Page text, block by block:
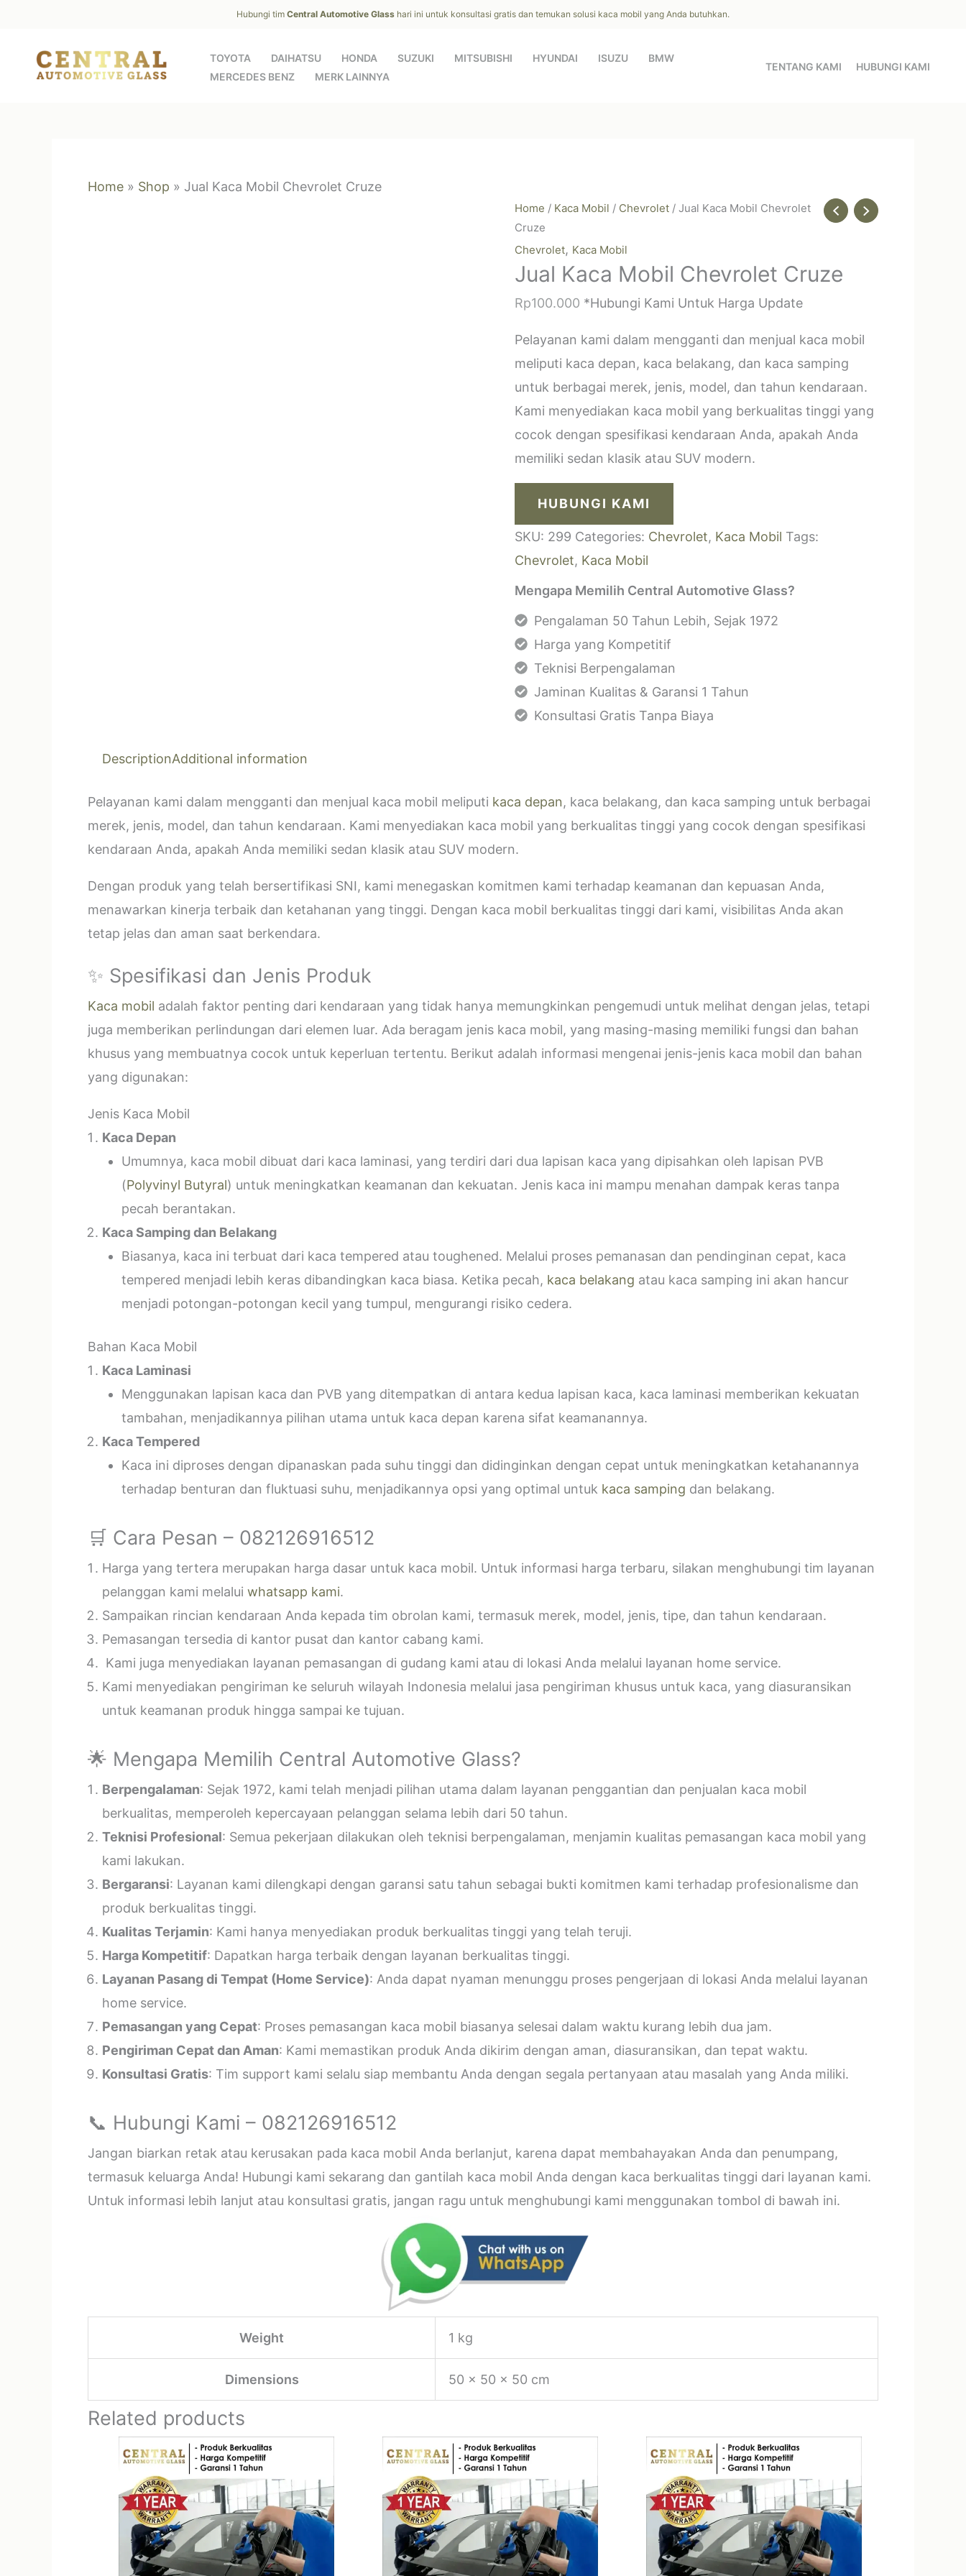
content
Hubungi tim Central Automotive Glass hari ini untuk konsultasi gratis dan temukan solusi kaca mobil yang Anda butuhkan.
TOYOTA DAIHATSU HONDA SUZUKI MITSUBISHI HYUNDAI ISUZU
BMW
MERCEDES BENZ
MERK LAINNYA
TENTANG KAMI HUBUNGI KAMI
Home » Shop » Jual Kaca Mobil Chevrolet Cruze
Home / Kaca Mobil / Chevrolet / Jual Kaca Mobil Chevrolet
Cruze
Chevrolet, Kaca Mobil
Jual Kaca Mobil Chevrolet Cruze
Rp100.000 *Hubungi Kami Untuk Harga Update
Pelayanan kami dalam mengganti dan menjual kaca mobil
meliputi kaca depan, kaca belakang, dan kaca samping
untuk berbagai merek, jenis, model, dan tahun kendaraan.
Kami menyediakan kaca mobil yang berkualitas tinggi yang
cocok dengan spesifikasi kendaraan Anda, apakah Anda
memiliki sedan klasik atau SUV modern.
HUBUNGI KAMI
SKU: 299 Categories: Chevrolet, Kaca Mobil Tags:
Chevrolet, Kaca Mobil
Mengapa Memilih Central Automotive Glass?
Pengalaman 50 Tahun Lebih, Sejak 1972
Harga yang Kompetitif
Teknisi Berpengalaman
Jaminan Kualitas & Garansi 1 Tahun
Konsultasi Gratis Tanpa Biaya
DescriptionAdditional information
Pelayanan kami dalam mengganti dan menjual kaca mobil meliputi kaca depan, kaca belakang, dan kaca samping untuk berbagai
merek, jenis, model, dan tahun kendaraan. Kami menyediakan kaca mobil yang berkualitas tinggi yang cocok dengan spesifikasi
kendaraan Anda, apakah Anda memiliki sedan klasik atau SUV modern.
Dengan produk yang telah bersertifikasi SNI, kami menegaskan komitmen kami terhadap keamanan dan kepuasan Anda,
menawarkan kinerja terbaik dan ketahanan yang tinggi. Dengan kaca mobil berkualitas tinggi dari kami, visibilitas Anda akan
tetap jelas dan aman saat berkendara.
✨ Spesifikasi dan Jenis Produk
Kaca mobil adalah faktor penting dari kendaraan yang tidak hanya memungkinkan pengemudi untuk melihat dengan jelas, tetapi
juga memberikan perlindungan dari elemen luar. Ada beragam jenis kaca mobil, yang masing-masing memiliki fungsi dan bahan
khusus yang membuatnya cocok untuk keperluan tertentu. Berikut adalah informasi mengenai jenis-jenis kaca mobil dan bahan
yang digunakan:
Jenis Kaca Mobil
Kaca Depan
Umumnya, kaca mobil dibuat dari kaca laminasi, yang terdiri dari dua lapisan kaca yang dipisahkan oleh lapisan PVB
(Polyvinyl Butyral) untuk meningkatkan keamanan dan kekuatan. Jenis kaca ini mampu menahan dampak keras tanpa
pecah berantakan.
Kaca Samping dan Belakang
Biasanya, kaca ini terbuat dari kaca tempered atau toughened. Melalui proses pemanasan dan pendinginan cepat, kaca
tempered menjadi lebih keras dibandingkan kaca biasa. Ketika pecah, kaca belakang atau kaca samping ini akan hancur
menjadi potongan-potongan kecil yang tumpul, mengurangi risiko cedera.
Bahan Kaca Mobil
Kaca Laminasi
Menggunakan lapisan kaca dan PVB yang ditempatkan di antara kedua lapisan kaca, kaca laminasi memberikan kekuatan
tambahan, menjadikannya pilihan utama untuk kaca depan karena sifat keamanannya.
Kaca Tempered
Kaca ini diproses dengan dipanaskan pada suhu tinggi dan didinginkan dengan cepat untuk meningkatkan ketahanannya
terhadap benturan dan fluktuasi suhu, menjadikannya opsi yang optimal untuk kaca samping dan belakang.
🛒 Cara Pesan – 082126916512
Harga yang tertera merupakan harga dasar untuk kaca mobil. Untuk informasi harga terbaru, silakan menghubungi tim layanan
pelanggan kami melalui whatsapp kami.
Sampaikan rincian kendaraan Anda kepada tim obrolan kami, termasuk merek, model, jenis, tipe, dan tahun kendaraan.
Pemasangan tersedia di kantor pusat dan kantor cabang kami.
Kami juga menyediakan layanan pemasangan di gudang kami atau di lokasi Anda melalui layanan home service.
Kami menyediakan pengiriman ke seluruh wilayah Indonesia melalui jasa pengiriman khusus untuk kaca, yang diasuransikan
untuk keamanan produk hingga sampai ke tujuan.
🌟 Mengapa Memilih Central Automotive Glass?
Berpengalaman: Sejak 1972, kami telah menjadi pilihan utama dalam layanan penggantian dan penjualan kaca mobil
berkualitas, memperoleh kepercayaan pelanggan selama lebih dari 50 tahun.
Teknisi Profesional: Semua pekerjaan dilakukan oleh teknisi berpengalaman, menjamin kualitas pemasangan kaca mobil yang
kami lakukan.
Bergaransi: Layanan kami dilengkapi dengan garansi satu tahun sebagai bukti komitmen kami terhadap profesionalisme dan
produk berkualitas tinggi.
Kualitas Terjamin: Kami hanya menyediakan produk berkualitas tinggi yang telah teruji.
Harga Kompetitif: Dapatkan harga terbaik dengan layanan berkualitas tinggi.
Layanan Pasang di Tempat (Home Service): Anda dapat nyaman menunggu proses pengerjaan di lokasi Anda melalui layanan
home service.
Pemasangan yang Cepat: Proses pemasangan kaca mobil biasanya selesai dalam waktu kurang lebih dua jam.
Pengiriman Cepat dan Aman: Kami memastikan produk Anda dikirim dengan aman, diasuransikan, dan tepat waktu.
Konsultasi Gratis: Tim support kami selalu siap membantu Anda dengan segala pertanyaan atau masalah yang Anda miliki.
📞 Hubungi Kami – 082126916512
Jangan biarkan retak atau kerusakan pada kaca mobil Anda berlanjut, karena dapat membahayakan Anda dan penumpang,
termasuk keluarga Anda! Hubungi kami sekarang dan gantilah kaca mobil Anda dengan kaca berkualitas tinggi dari layanan kami.
Untuk informasi lebih lanjut atau konsultasi gratis, jangan ragu untuk menghubungi kami menggunakan tombol di bawah ini.
Weight 1 kg
Dimensions 50 × 50 × 50 cm
Related products